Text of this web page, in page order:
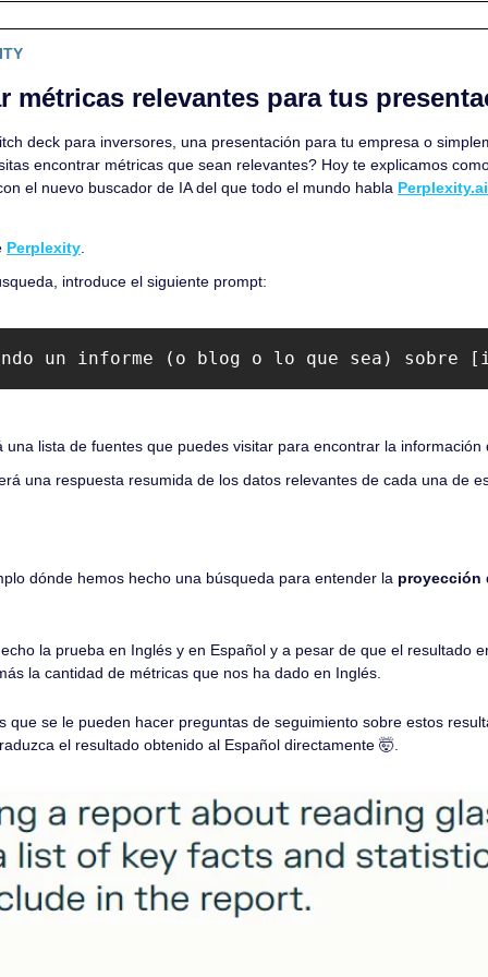
métricas relevantes para tus
deck para inversores, una presentación para tu empresa o
encontrar métricas que sean relevantes? Hoy te explicamos
el nuevo buscador de IA del que todo el mundo habla
Perplexity.
introduce el siguiente prompt:
un informe (o blog o lo que sea)
una lista de fuentes que puedes visitar para encontrar la información
una respuesta resumida de los datos relevantes de cada una de
dónde hemos hecho una búsqueda para entender la proyección
la prueba en Inglés y en Español y a pesar de que el resultado
la cantidad de métricas que nos ha dado en Inglés.
que se le pueden hacer preguntas de seguimiento sobre estos
el resultado obtenido al Español directamente 🤯.